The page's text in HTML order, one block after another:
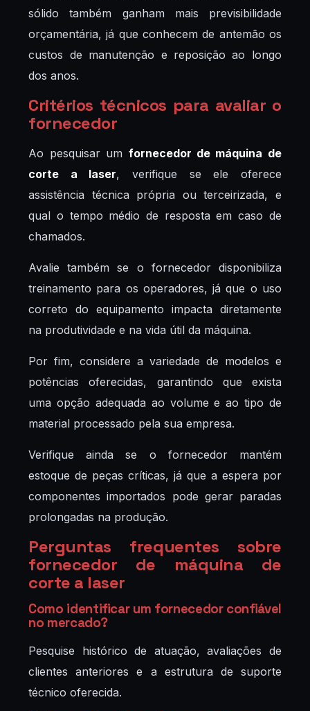
sólido também ganham mais previsibilidade
orçamentária, já que conhecem de antemão os
custos de manutenção e reposição ao longo
dos anos.
Critérios técnicos para avaliar o
fornecedor
Ao pesquisar um fornecedor de máquina de
corte a laser, verifique se ele oferece
assistência técnica própria ou terceirizada, e
qual o tempo médio de resposta em caso de
chamados.
Avalie também se o fornecedor disponibiliza
treinamento para os operadores, já que o uso
correto do equipamento impacta diretamente
na produtividade e na vida útil da máquina.
Por fim, considere a variedade de modelos e
potências oferecidas, garantindo que exista
uma opção adequada ao volume e ao tipo de
material processado pela sua empresa.
Verifique ainda se o fornecedor mantém
estoque de peças críticas, já que a espera por
componentes importados pode gerar paradas
prolongadas na produção.
Perguntas frequentes sobre
fornecedor de máquina de
corte a laser
Como identificar um fornecedor confiável
no mercado?
Pesquise histórico de atuação, avaliações de
clientes anteriores e a estrutura de suporte
técnico oferecida.